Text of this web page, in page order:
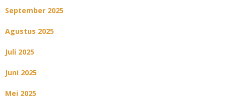
September 2025
Agustus 2025
Juli 2025
Juni 2025
Mei 2025